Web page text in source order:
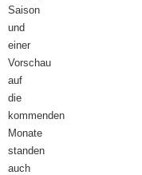
Saison
und
einer
Vorschau
auf
die
kommenden
Monate
standen
auch